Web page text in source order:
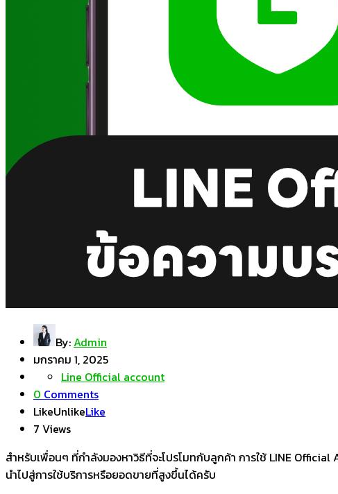
By:Admin
มกราคม 1, 2025
Line Official account
0 Comments
LikeUnlikeLike
7 Views
สำหรับเพื่อนๆ ที่กำลังมองหาวิธีที่จะโปรโมทกับลูกค้า การใช้ LINE
นำไปสู่การใช้บริการหรือยอดขายที่สูงขึ้นได้ครับ